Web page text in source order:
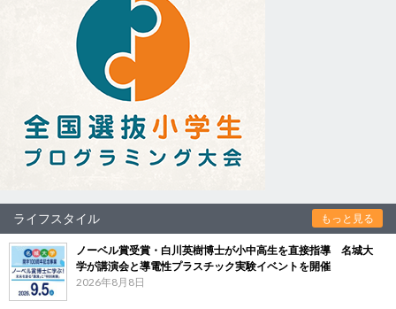
ライフスタイル もっと見る
ノーベル賞受賞・白川英樹博士が小中高生を直接指導 名城大
学が講演会と導電性プラスチック実験イベントを開催
2026年8月8日